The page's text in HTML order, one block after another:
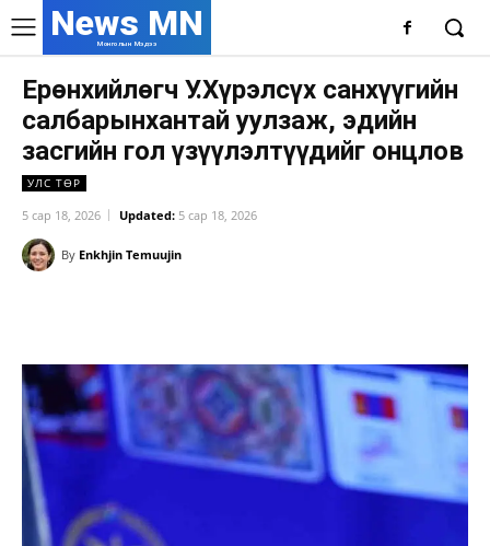
News MN
Монголын Мэдээ
Ерөнхийлөгч У.Хүрэлсүх санхүүгийн
салбарынхантай уулзаж, эдийн
засгийн гол үзүүлэлтүүдийг онцлов
УЛС ТӨР
5 сар 18, 2026 Updated: 5 сар 18, 2026
By Enkhjin Temuujin